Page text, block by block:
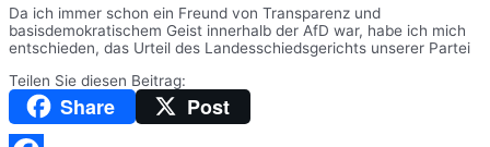
Da ich immer schon ein Freund von Transparenz und
basisdemokratischem Geist innerhalb der AfD war, habe ich mich
entschieden, das Urteil des Landesschiedsgerichts unserer Partei
Teilen Sie diesen Beitrag:
Share Post